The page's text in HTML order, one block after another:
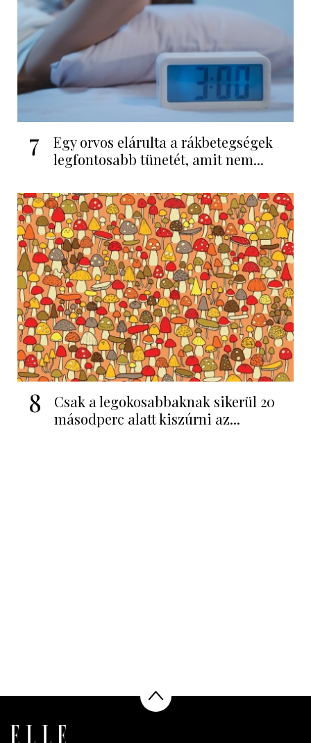
7
Egy orvos elárulta a rákbetegségek
legfontosabb tünetét, amit nem...
8
Csak a legokosabbaknak sikerül 20
másodperc alatt kiszúrni az...